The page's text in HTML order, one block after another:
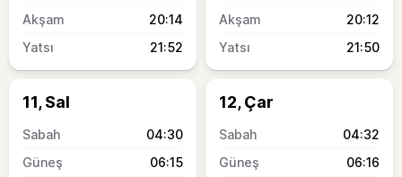
20:14
21:52
20:12
21:50
11, Sal
04:30
06:15
12, Çar
04:32
06:16